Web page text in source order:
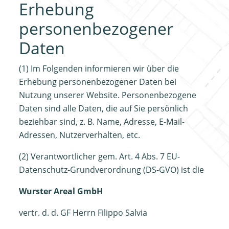
Erhebung
personenbezogener
Daten
(1) Im Folgenden informieren wir über die
Erhebung personenbezogener Daten bei
Nutzung unserer Website. Personenbezogene
Daten sind alle Daten, die auf Sie persönlich
beziehbar sind, z. B. Name, Adresse, E-Mail-
Adressen, Nutzerverhalten, etc.
(2) Verantwortlicher gem. Art. 4 Abs. 7 EU-
Datenschutz-Grundverordnung (DS-GVO) ist die
Wurster Areal GmbH
vertr. d. d. GF Herrn Filippo Salvia